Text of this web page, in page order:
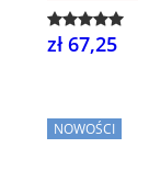
zł 67,25
NOWOŚCI